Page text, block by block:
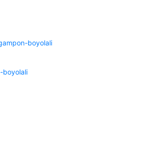
boyolali
boyolali